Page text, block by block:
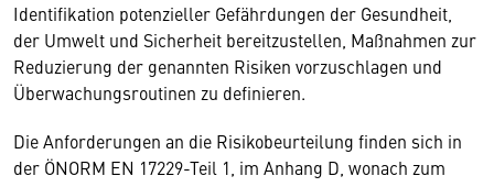
Identifikation potenzieller Gefährdungen der Gesundheit,
der Umwelt und Sicherheit bereitzustellen, Maßnahmen zur
Reduzierung der genannten Risiken vorzuschlagen und
Überwachungsroutinen zu definieren.
Die Anforderungen an die Risikobeurteilung finden sich in
der ÖNORM EN 17229-Teil 1, im Anhang D, wonach zum